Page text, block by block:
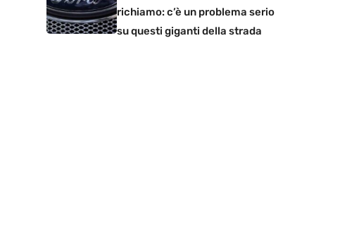
richiamo: c’è un problema serio
su questi giganti della strada